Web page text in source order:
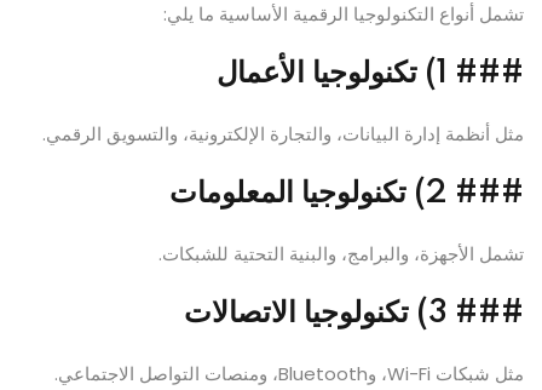
تشمل أنواع التكنولوجيا الرقمية الأساسية ما يلي:
###
مثل أنظمة إدارة البيانات، والتجارة الإلكترونية، والتسويق الرقمي.
### 2) تكنولوجيا المعلومات
تشمل الأجهزة، والبرامج، والبنية التحتية للشبكات.
### 3) تكنولوجيا الاتصالات
مثل شبكات Wi-Fi، وBluetooth، ومنصات التواصل الاجتماعي.